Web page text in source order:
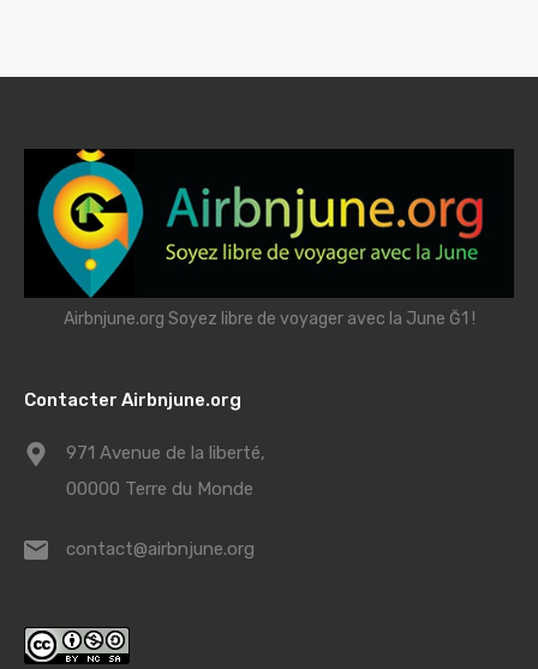
Airbnjune.org Soyez libre de voyager avec la June Ğ1 !
Contacter Airbnjune.org
971 Avenue de la liberté,
00000 Terre du Monde
contact@airbnjune.org